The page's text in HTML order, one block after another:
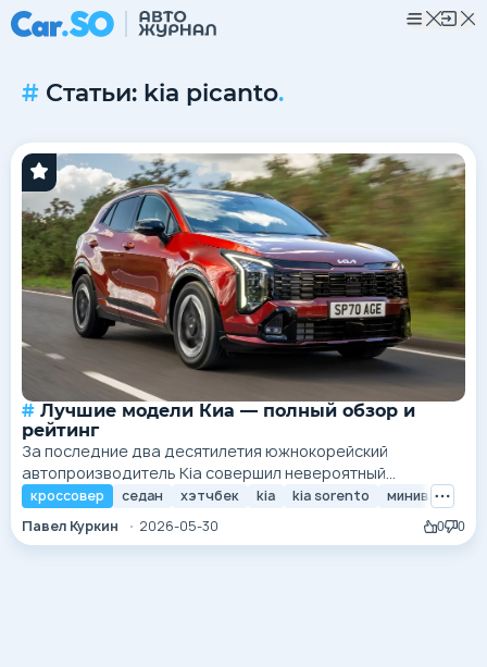
Статьи: kia picanto.
рейтинг
За последние два десятилетия южнокорейский
автопроизводитель Kia совершил невероятный
качественный скачок, превратившись из производителя
бюджетных малолитражек в одного из мировых лидеров
автомобильной индустрии. Сегодня бренд
кроссовер седан хэтчбек kia kia sorento минивэн
Павел Куркин
2026-05-30 0 0